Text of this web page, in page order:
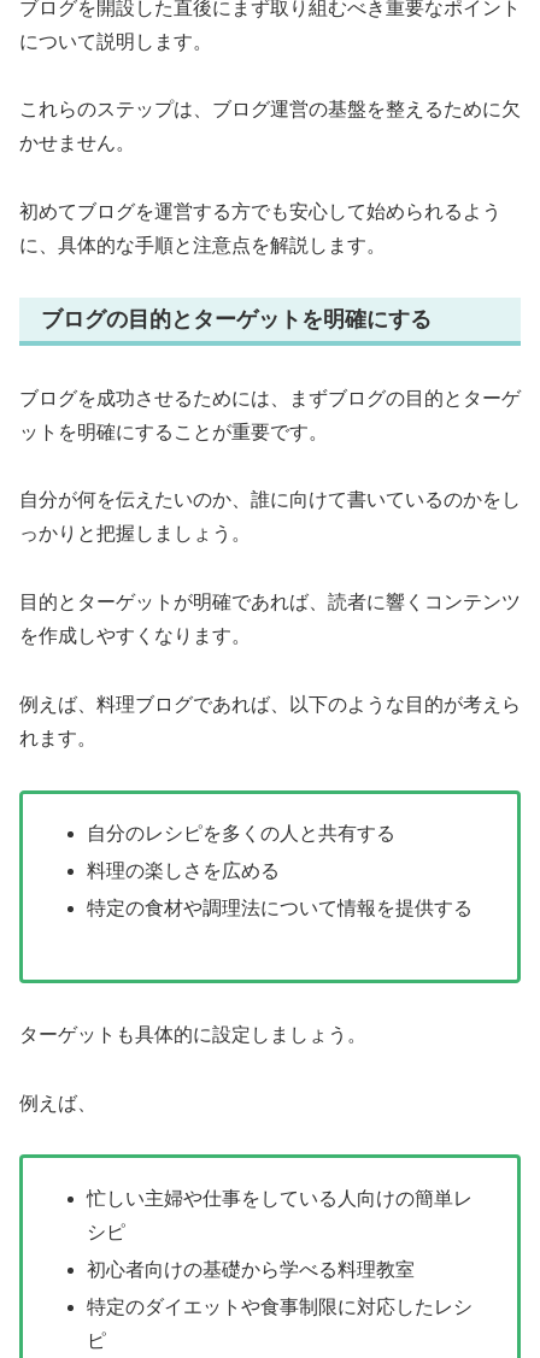
ブログを開設した直後にまず取り組むべき重要なポイント
について説明します。
これらのステップは、ブログ運営の基盤を整えるために欠
かせません。
初めてブログを運営する方でも安心して始められるよう
に、具体的な手順と注意点を解説します。
ブログの目的とターゲットを明確にする
ブログを成功させるためには、まずブログの目的とターゲ
ットを明確にすることが重要です。
自分が何を伝えたいのか、誰に向けて書いているのかをし
っかりと把握しましょう。
目的とターゲットが明確であれば、読者に響くコンテンツ
を作成しやすくなります。
例えば、料理ブログであれば、以下のような目的が考えら
れます。
自分のレシピを多くの人と共有する
料理の楽しさを広める
特定の食材や調理法について情報を提供する
ターゲットも具体的に設定しましょう。
例えば、
忙しい主婦や仕事をしている人向けの簡単レ
シピ
初心者向けの基礎から学べる料理教室
特定のダイエットや食事制限に対応したレシ
ピ